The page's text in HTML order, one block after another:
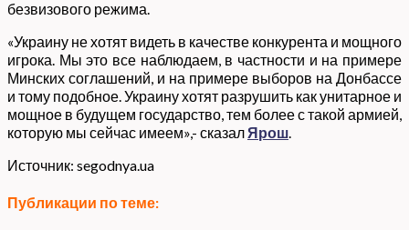
безвизового режима.
«Украину не хотят видеть в качестве конкурента и мощного
игрока. Мы это все наблюдаем, в частности и на примере
Минских соглашений, и на примере выборов на Донбассе
и тому подобное. Украину хотят разрушить как унитарное и
мощное в будущем государство, тем более с такой армией,
которую мы сейчас имеем»,- сказалЯрош.
Источник: segodnya.ua
Публикации по теме: